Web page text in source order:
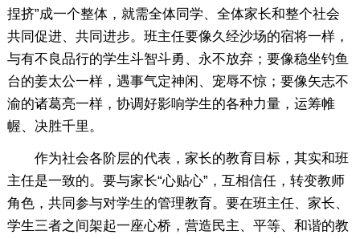
捏挤”成一个整体，就需全体同学、全体家长和整个社会
共同促进、共同进步。班主任要像久经沙场的宿将一样，
与有不良品行的学生斗智斗勇、永不放弃；要像稳坐钓鱼
台的姜太公一样，遇事气定神闲、宠辱不惊；要像矢志不
渝的诸葛亮一样，协调好影响学生的各种力量，运筹帷
幄、决胜千里。
作为社会各阶层的代表，家长的教育目标，其实和班
主任是一致的。要与家长“心贴心”，互相信任，转变教师
角色，共同参与对学生的管理教育。要在班主任、家长、
学生三者之间架起一座心桥，营造民主、平等、和谐的教